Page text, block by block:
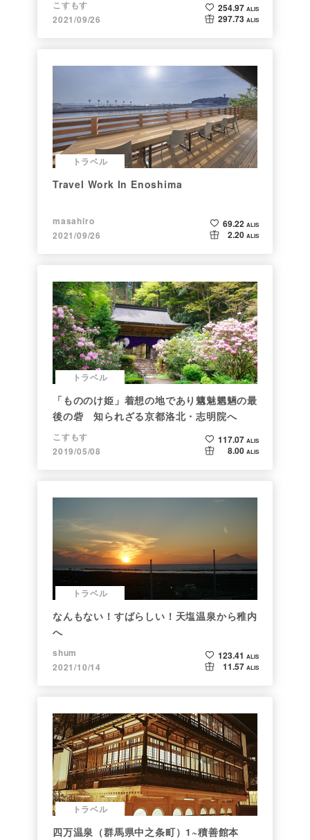
こすもす
2021/09/26
254.97 ALIS
297.73 ALIS
トラベル
Travel Work In Enoshima
masahiro
2021/09/26
69.22 ALIS
2.20 ALIS
トラベル
「もののけ姫」着想の地であり魑魅魍魎の最
後の砦 知られざる京都洛北・志明院へ
こすもす
2019/05/08
117.07 ALIS
8.00 ALIS
トラベル
なんもない！すばらしい！天塩温泉から稚内
へ
shum
2021/10/14
123.41 ALIS
11.57 ALIS
トラベル
四万温泉（群馬県中之条町）1~積善館本